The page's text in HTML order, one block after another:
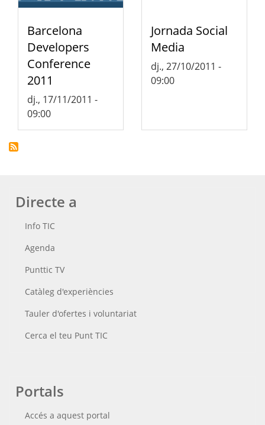
Barcelona
Developers
Conference
2011
dj., 17/11/2011 -
09:00
Jornada Social
Media
dj., 27/10/2011 -
09:00
Directe a
Info TIC
Agenda
Punttic TV
Catàleg d'experiències
Tauler d'ofertes i voluntariat
Cerca el teu Punt TIC
Portals
Accés a aquest portal